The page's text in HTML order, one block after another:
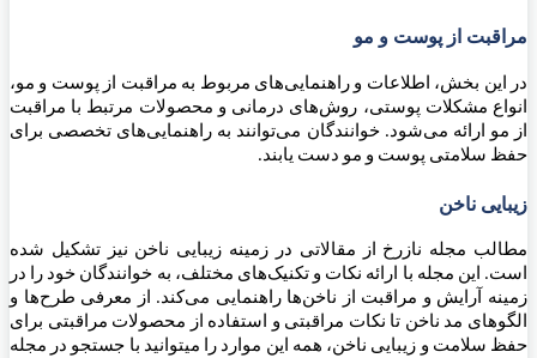
مراقبت از پوست و مو
در این بخش، اطلاعات و راهنمایی‌های مربوط به مراقبت از پوست و مو،
انواع مشکلات پوستی، روش‌های درمانی و محصولات مرتبط با مراقبت
از مو ارائه می‌شود. خوانندگان می‌توانند به راهنمایی‌های تخصصی برای
حفظ سلامتی پوست و مو دست یابند.
زیبایی ناخن
مطالب مجله نازرخ از مقالاتی در زمینه زیبایی ناخن نیز تشکیل شده
است. این مجله با ارائه نکات و تکنیک‌های مختلف، به خوانندگان خود را در
زمینه آرایش و مراقبت از ناخن‌ها راهنمایی می‌کند. از معرفی طرح‌ها و
الگوهای مد ناخن تا نکات مراقبتی و استفاده از محصولات مراقبتی برای
حفظ سلامت و زیبایی ناخن، همه این موارد را میتوانید با جستجو در مجله